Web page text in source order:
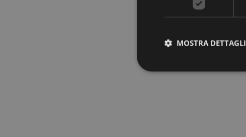
MOSTRA DETTAGLI